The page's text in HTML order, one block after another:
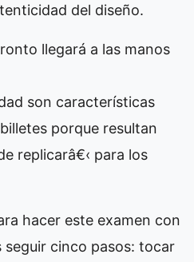
del diseño.
llegará a las manos
son características
porque resultan
replicarâ€‹ para los
hacer este examen con
seguir cinco pasos: tocar